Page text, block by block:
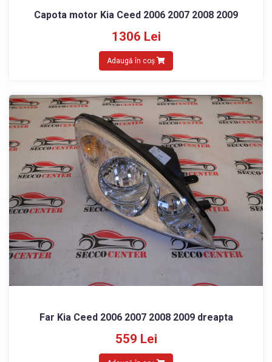
Capota motor Kia Ceed 2006 2007 2008 2009
1306 Lei
Adaugă în coș
Far Kia Ceed 2006 2007 2008 2009 dreapta
559 Lei